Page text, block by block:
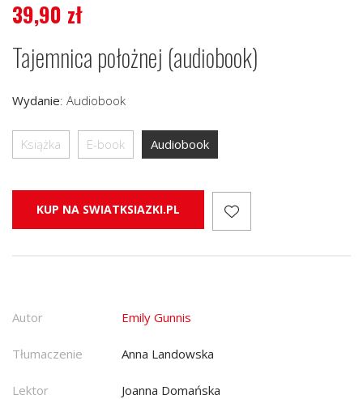
39,90 zł
Tajemnica położnej (audiobook)
Wydanie: Audiobook
Książka E-book Audiobook
KUP NA SWIATKSIAZKI.PL
Autor Emily Gunnis
Tłumaczenie Anna Landowska
Lektor Joanna Domańska